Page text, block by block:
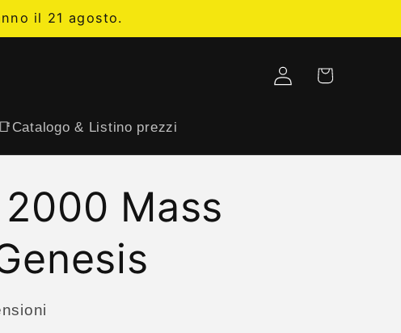
il 21 agosto.
📑Catalogo & Listino prezzi
Accedi Carrello
Mass